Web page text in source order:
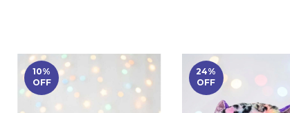
10%
OFF
24%
OFF